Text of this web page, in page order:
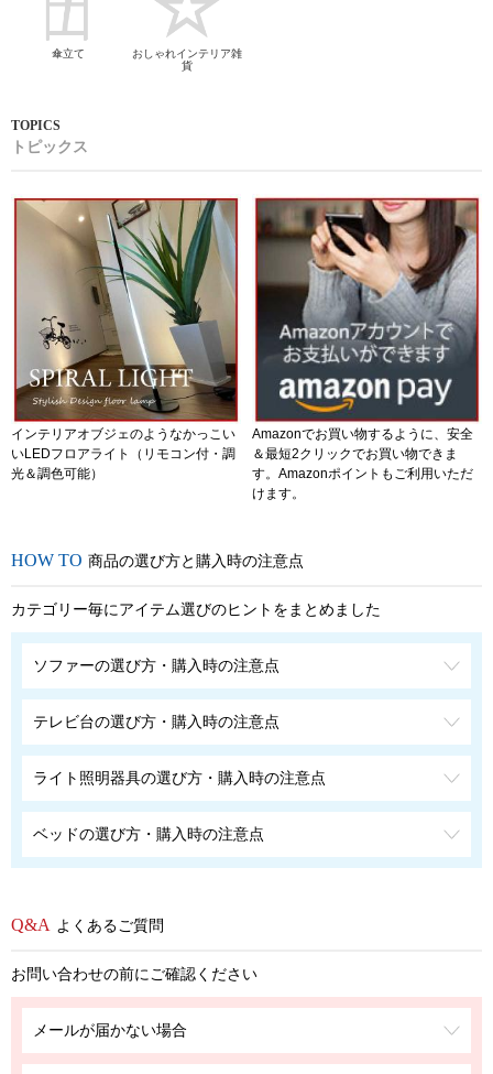
傘立て
おしゃれインテリア雑
貨
トピックス
インテリアオブジェのようなかっこい
いLEDフロアライト（リモコン付・調
光＆調色可能）
Amazonでお買い物するように、安全
＆最短2クリックでお買い物できま
す。Amazonポイントもご利用いただ
けます。
商品の選び方と購入時の注意点
カテゴリー毎にアイテム選びのヒントをまとめました
ソファーの選び方・購入時の注意点
テレビ台の選び方・購入時の注意点
ライト照明器具の選び方・購入時の注意点
ベッドの選び方・購入時の注意点
よくあるご質問
お問い合わせの前にご確認ください
メールが届かない場合